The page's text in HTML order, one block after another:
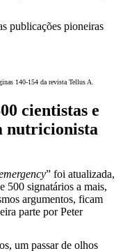
publicações pioneiras
140-154 da revista Tellus A.
cientistas e
nutricionista
” foi atualizada,
500 signatários a mais,
argumentos, ficam
parte por Peter
um passar de olhos